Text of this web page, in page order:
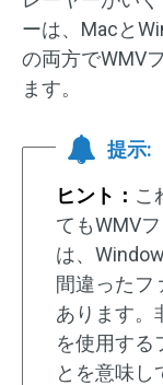
ーは、Macと
の両方でWMV
ます。
提示:
ヒント： こ
てもWMV
は、
間違ったフ
あります。
を使用する
とを意味し